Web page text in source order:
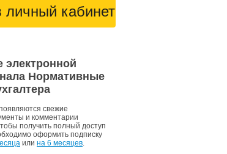
электронной
Нормативные
свежие
и комментарии
получить полный доступ
оформить подписку
или на 6 месяцев.